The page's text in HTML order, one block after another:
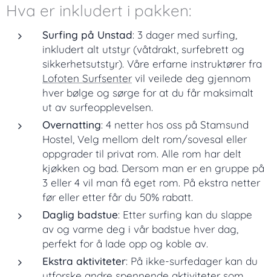
Hva er inkludert i pakken:
Surfing på Unstad: 3 dager med surfing,
inkludert alt utstyr (våtdrakt, surfebrett og
sikkerhetsutstyr). Våre erfarne instruktører fra
Lofoten Surfsentervil veilede deg gjennom
hver bølge og sørge for at du får maksimalt
ut av surfeopplevelsen.
Overnatting: 4 netter hos oss på Stamsund
Hostel , Velg mellom delt rom/sovesal eller
oppgrader til privat rom. Alle rom har delt
kjøkken og bad. Dersom man er en gruppe på
3 eller 4 vil man få eget rom. På ekstra netter
før eller etter får du 50% rabatt.
Daglig badstue: Etter surfing kan du slappe
av og varme deg i vår badstue hver dag,
perfekt for å lade opp og koble av.
Ekstra aktiviteter: På ikke-surfedager kan du